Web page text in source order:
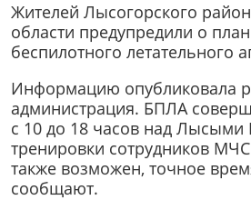
Жителей Лысогорского
области предупредили о
беспилотного летательного
Информацию опубликовала
администрация. БПЛА
с 10 до 18 часов над Лысыми
тренировки сотрудников
также возможен, точное
сообщают.